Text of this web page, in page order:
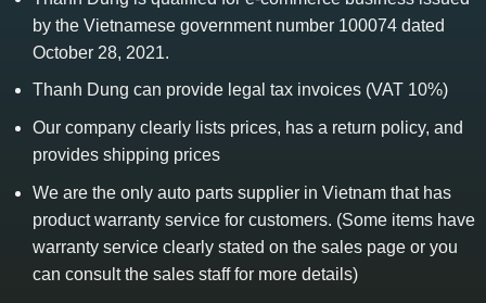
by the Vietnamese government number 100074 dated
October 28, 2021.
Thanh Dung can provide legal tax invoices (VAT 10%)
Our company clearly lists prices, has a return policy, and
provides shipping prices
We are the only auto parts supplier in Vietnam that has
product warranty service for customers. (Some items have
warranty service clearly stated on the sales page or you
can consult the sales staff for more details)